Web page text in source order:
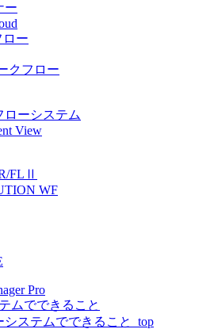
ー
ロー
クフロー
ローシステム
View
FLⅡ
WF
Pro
ムでできること
システムでできること_top